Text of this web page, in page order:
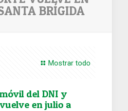
BRÍGIDA
Mostrar todo
del DNI y
en julio a